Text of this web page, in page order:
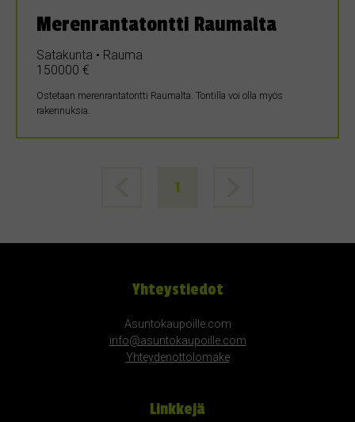
Merenrantatontti Raumalta
Satakunta • Rauma
150000 €
Ostetaan merenrantatontti Raumalta. Tontilla voi olla myös
rakennuksia.
1
Yhteystiedot
Asuntokaupoille.com
info@asuntokaupoille.com
Yhteydenottolomake
Linkkejä